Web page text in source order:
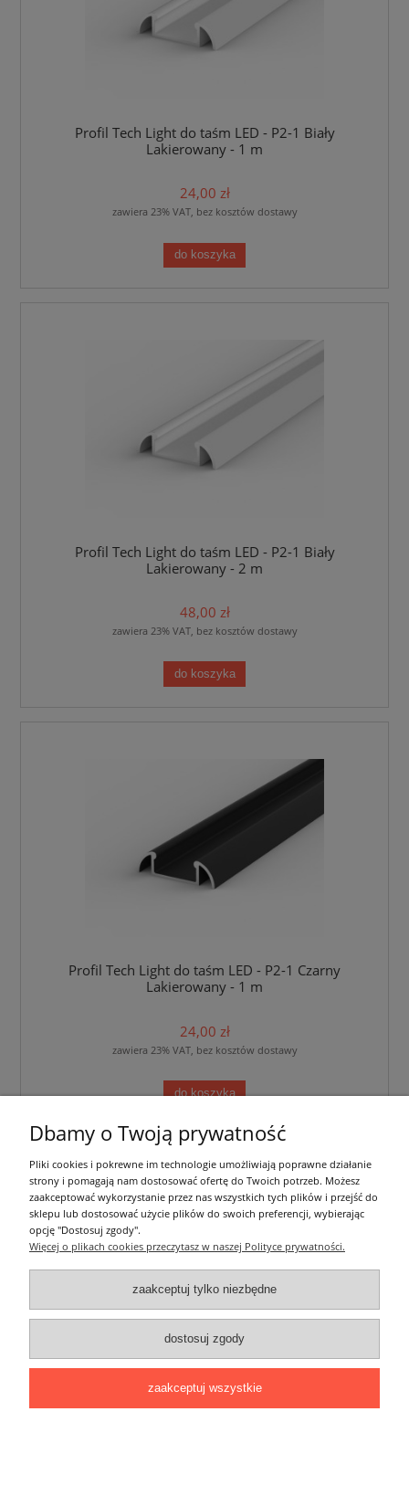
Profil Tech Light do taśm LED - P2-1 Biały
Lakierowany - 1 m
24,00 zł
zawiera 23% VAT, bez kosztów dostawy
do koszyka
Profil Tech Light do taśm LED - P2-1 Biały
Lakierowany - 2 m
48,00 zł
zawiera 23% VAT, bez kosztów dostawy
do koszyka
Profil Tech Light do taśm LED - P2-1 Czarny
Lakierowany - 1 m
24,00 zł
zawiera 23% VAT, bez kosztów dostawy
do koszyka
Profil Tech Light do taśm LED - P2-1 Czarny
Lakierowany - 2 m
Dbamy o Twoją prywatność
Pliki cookies i pokrewne im technologie umożliwiają poprawne działanie
strony i pomagają nam dostosować ofertę do Twoich potrzeb. Możesz
zaakceptować wykorzystanie przez nas wszystkich tych plików i przejść do
sklepu lub dostosować użycie plików do swoich preferencji, wybierając
opcję "Dostosuj zgody".
Więcej o plikach cookies przeczytasz w naszej Polityce prywatności.
zaakceptuj tylko niezbędne
dostosuj zgody
zaakceptuj wszystkie